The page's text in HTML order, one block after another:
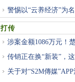
警惕以“云养经济”为
打传
涉案金额1086万元！
传销正在换“新装”，
关于对“S2M傳媒”APP